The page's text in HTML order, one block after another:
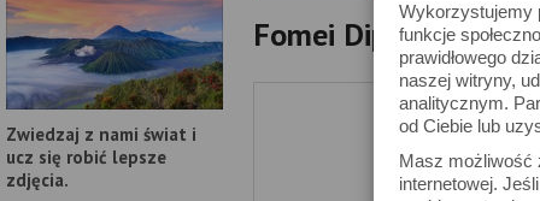
Wykorzystujemy
funkcje
prawidłowego
naszej witryny,
analitycznym.
od Ciebie lub
Masz możliwość
internetowej.
Zwiedzaj z nami świat i
ucz się robić lepsze
zdjęcia.
Fomei Diplomat